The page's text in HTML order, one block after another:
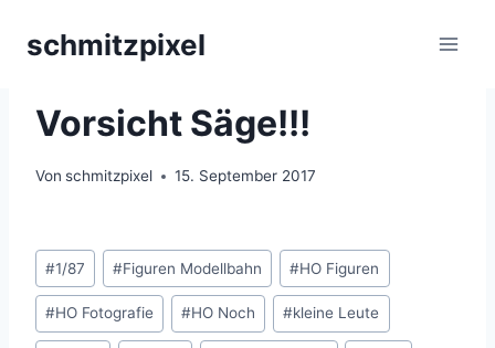
Inhaltschmitzpixel
Vorsicht Säge!!!
Von schmitzpixel 15. September 2017
Schlagworte:
#1/87 #Figuren Modellbahn #HO Figuren
#HO Fotografie #HO Noch #kleine Leute